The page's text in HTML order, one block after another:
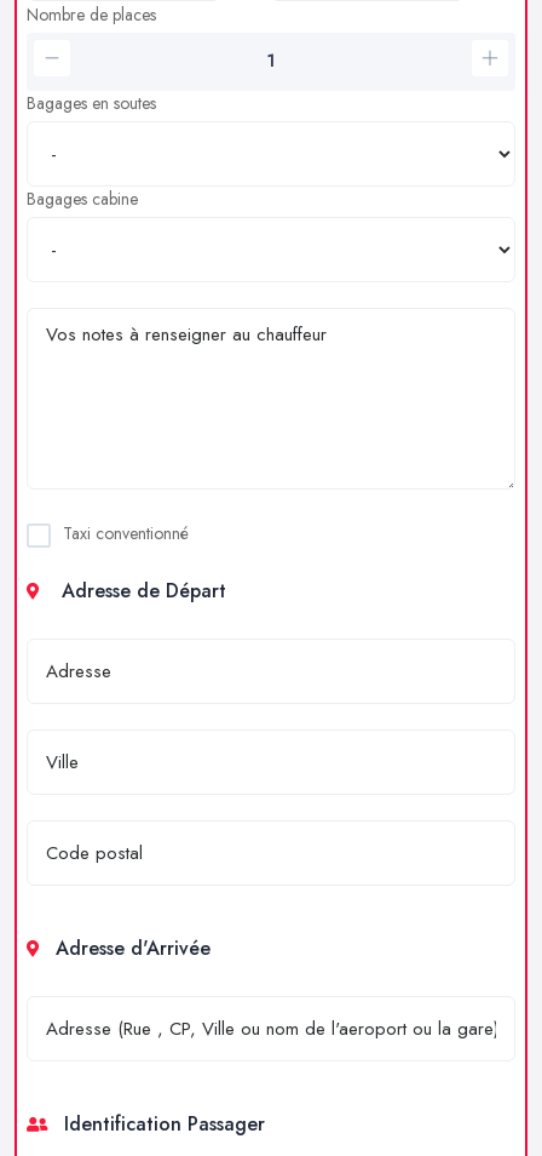
Nombre de places
Bagages en soutes
Bagages cabine
Taxi conventionné
Adresse de Départ
Adresse d'Arrivée
Identification Passager